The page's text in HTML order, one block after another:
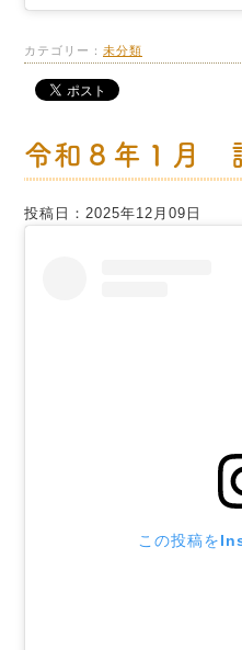
カテゴリー： 未分類
令和８年１月
投稿日：2025年12月09日
この投稿を